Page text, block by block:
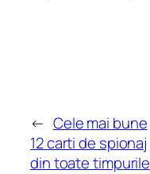
← Cele mai bune
12 carti de spionaj
din toate timpurile